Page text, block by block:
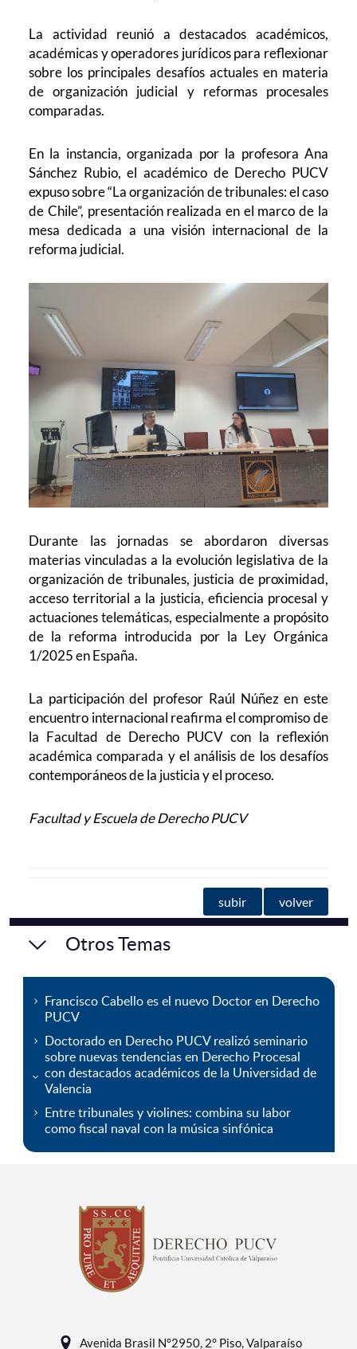
La actividad reunió a destacados académicos,
académicas y operadores jurídicos para reflexionar
sobre los principales desafíos actuales en materia
de organización judicial y reformas procesales
comparadas.
En la instancia, organizada por la profesora Ana
Sánchez Rubio, el académico de Derecho PUCV
expuso sobre “La organización de tribunales: el caso
de Chile”, presentación realizada en el marco de la
mesa dedicada a una visión internacional de la
reforma judicial.
Durante las jornadas se abordaron diversas
materias vinculadas a la evolución legislativa de la
organización de tribunales, justicia de proximidad,
acceso territorial a la justicia, eficiencia procesal y
actuaciones telemáticas, especialmente a propósito
de la reforma introducida por la Ley Orgánica
1/2025 en España.
La participación del profesor Raúl Núñez en este
encuentro internacional reafirma el compromiso de
la Facultad de Derecho PUCV con la reflexión
académica comparada y el análisis de los desafíos
contemporáneos de la justicia y el proceso.
Facultad y Escuela de Derecho PUCV
subir volver
Otros Temas
Francisco Cabello es el nuevo Doctor en Derecho
PUCV
Doctorado en Derecho PUCV realizó seminario
sobre nuevas tendencias en Derecho Procesal
con destacados académicos de la Universidad de
Valencia
Entre tribunales y violines: combina su labor
como fiscal naval con la música sinfónica
Avenida Brasil N°2950, 2° Piso, Valparaíso